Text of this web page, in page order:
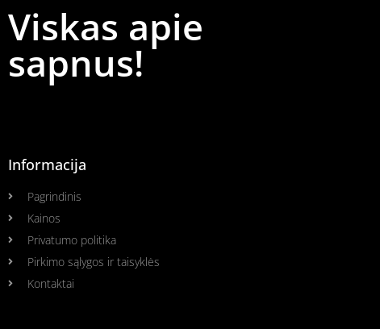
Viskas apie
sapnus!
Informacija
Pagrindinis
Kainos
Privatumo politika
Pirkimo sąlygos ir taisyklės
Kontaktai